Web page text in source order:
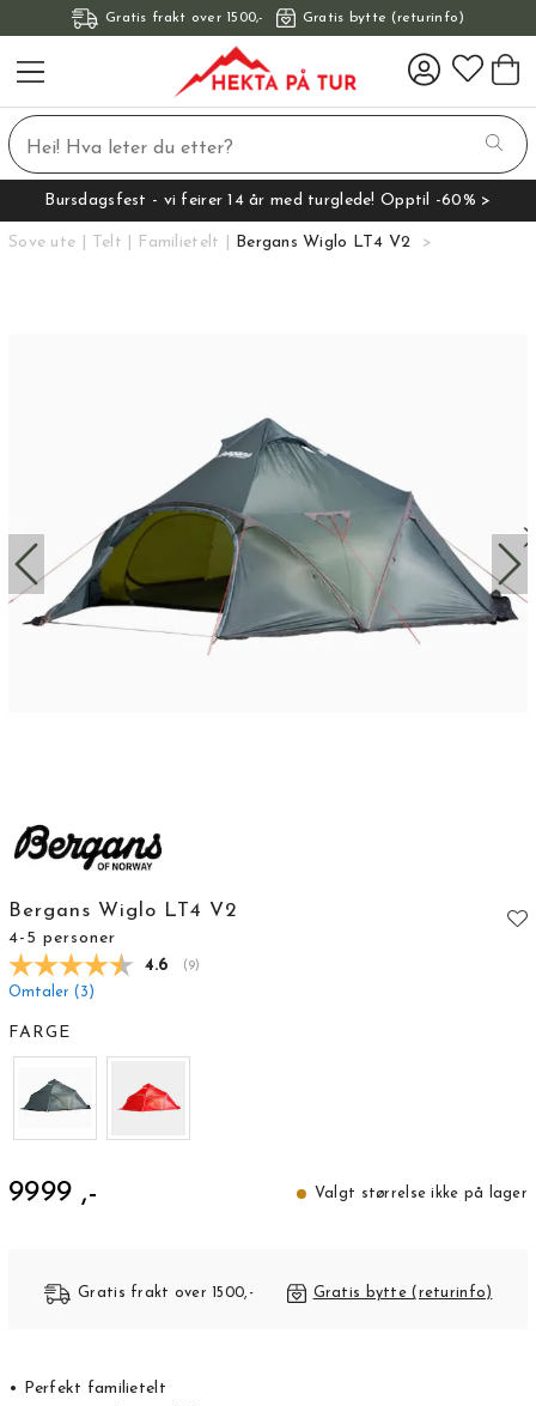
Gratis frakt over 1500,- Gratis bytte (returinfo)
Bursdagsfest - vi feirer 14 år med turglede! Opptil -60% >
Sove ute Telt Familietelt Bergans Wiglo LT4 V2
Bergans Wiglo LT4 V2
4-5 personer
Gjennomsnittskarakter:
4.6 (stemmer:
9)
Omtaler ( 3 )
FARGE
9999 ,- Valgt størrelse ikke på lager
Gratis frakt over 1500,- Gratis bytte (returinfo)
• Perfekt familietelt